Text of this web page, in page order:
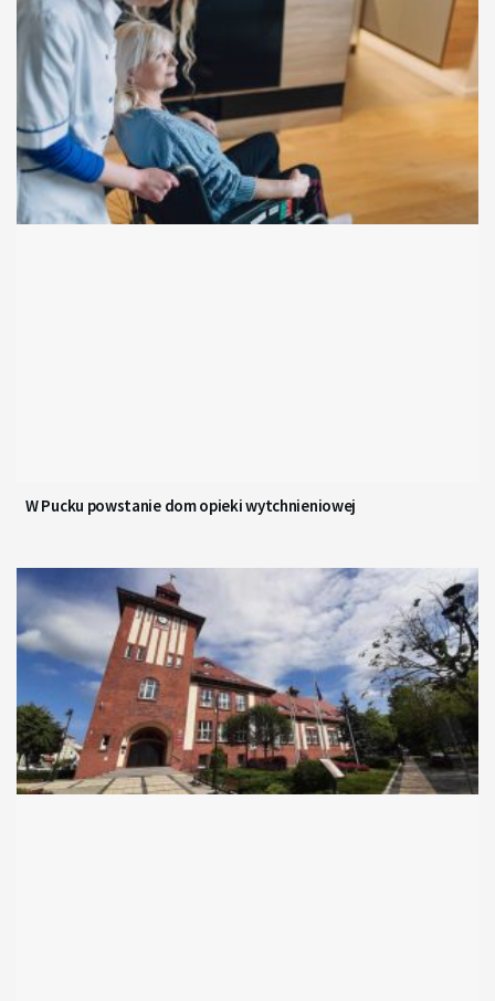
W Pucku powstanie dom opieki wytchnieniowej